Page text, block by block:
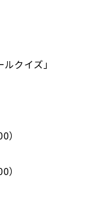
クイズ」
）